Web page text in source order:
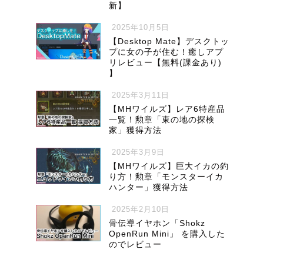
新】
2025年10月5日
【Desktop Mate】デスクトッ
プに女の子が住む！癒しアプ
リレビュー【無料(課金あり)
】
2025年3月11日
【MHワイルズ】レア6特産品
一覧！勲章「東の地の探検
家」獲得方法
2025年3月9日
【MHワイルズ】巨大イカの釣
り方！勲章「モンスターイカ
ハンター」獲得方法
2025年2月10日
骨伝導イヤホン「Shokz
OpenRun Mini」 を購入した
のでレビュー